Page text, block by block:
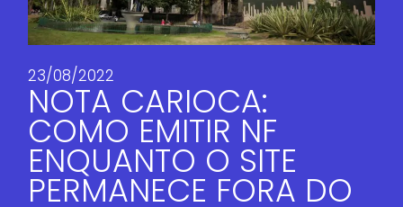
23/08/2022
NOTA CARIOCA:
COMO EMITIR NF
ENQUANTO O SITE
PERMANECE FORA DO